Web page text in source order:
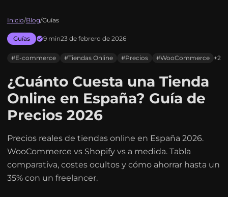
Inicio/Blog/Guías
Guías 9 min23 de febrero de 2026
#E-commerce #Tiendas Online #Precios #WooCommerce +2
¿Cuánto Cuesta una Tienda
Online en España? Guía de
Precios 2026
Precios reales de tiendas online en España 2026.
WooCommerce vs Shopify vs a medida. Tabla
comparativa, costes ocultos y cómo ahorrar hasta un
35% con un freelancer.